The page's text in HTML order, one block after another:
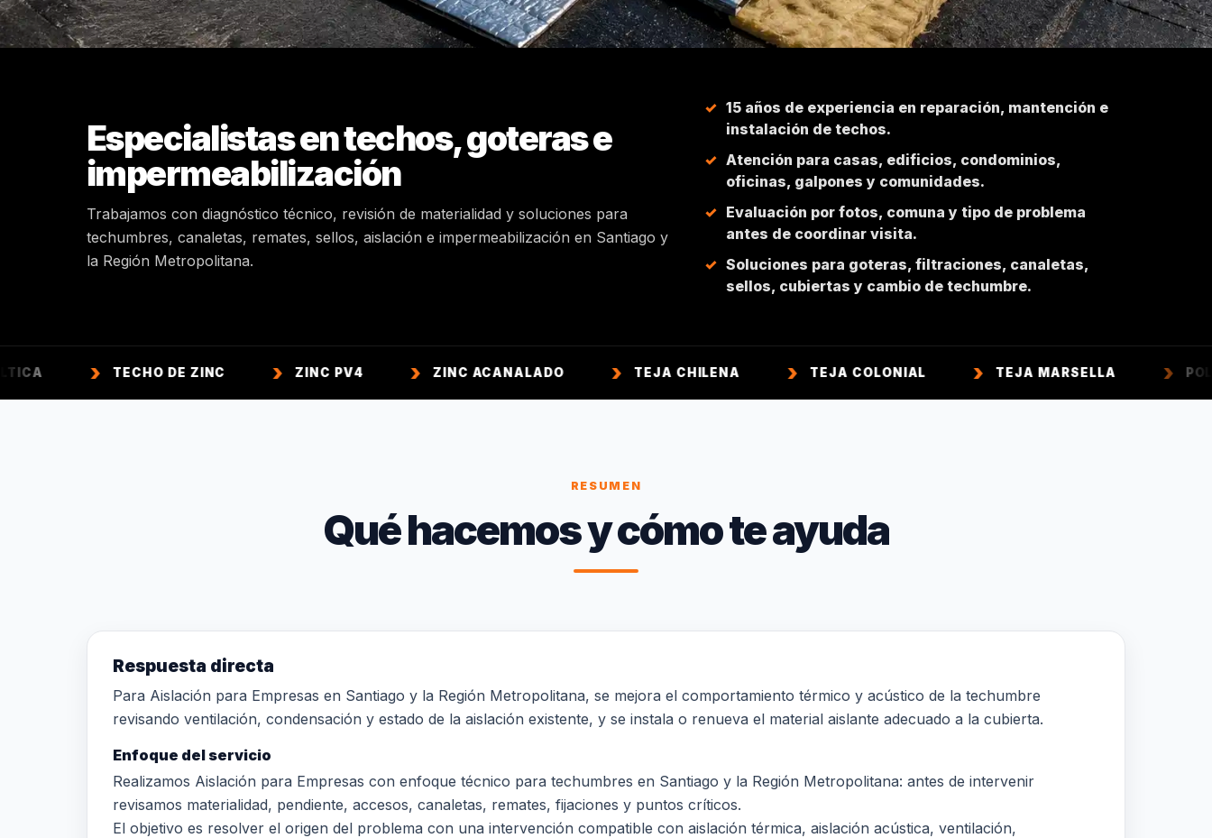
Especialistas en techos, goteras e
impermeabilización
Trabajamos con diagnóstico técnico, revisión de materialidad y soluciones para
techumbres, canaletas, remates, sellos, aislación e impermeabilización en Santiago y
la Región Metropolitana.
15 años de experiencia en reparación, mantención e
instalación de techos.
Atención para casas, edificios, condominios,
oficinas, galpones y comunidades.
Evaluación por fotos, comuna y tipo de problema
antes de coordinar visita.
Soluciones para goteras, filtraciones, canaletas,
sellos, cubiertas y cambio de techumbre.
TECHO DE ZINC ZINC PV4 ZINC ACANALADO TEJA CHILENA TEJA COLONIAL TEJA MARSELLA
RESUMEN
Qué hacemos y cómo te ayuda
Respuesta directa
Para Aislación para Empresas en Santiago y la Región Metropolitana, se mejora el comportamiento térmico y acústico de la techumbre
revisando ventilación, condensación y estado de la aislación existente, y se instala o renueva el material aislante adecuado a la cubierta.
Enfoque del servicio
Realizamos Aislación para Empresas con enfoque técnico para techumbres en Santiago y la Región Metropolitana: antes de intervenir
revisamos materialidad, pendiente, accesos, canaletas, remates, fijaciones y puntos críticos.
El objetivo es resolver el origen del problema con una intervención compatible con aislación térmica, aislación acústica, ventilación,